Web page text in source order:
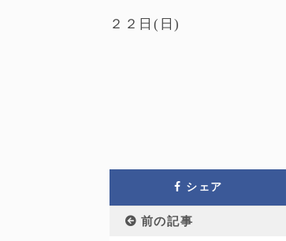
２２日(日)
シェア
前の記事